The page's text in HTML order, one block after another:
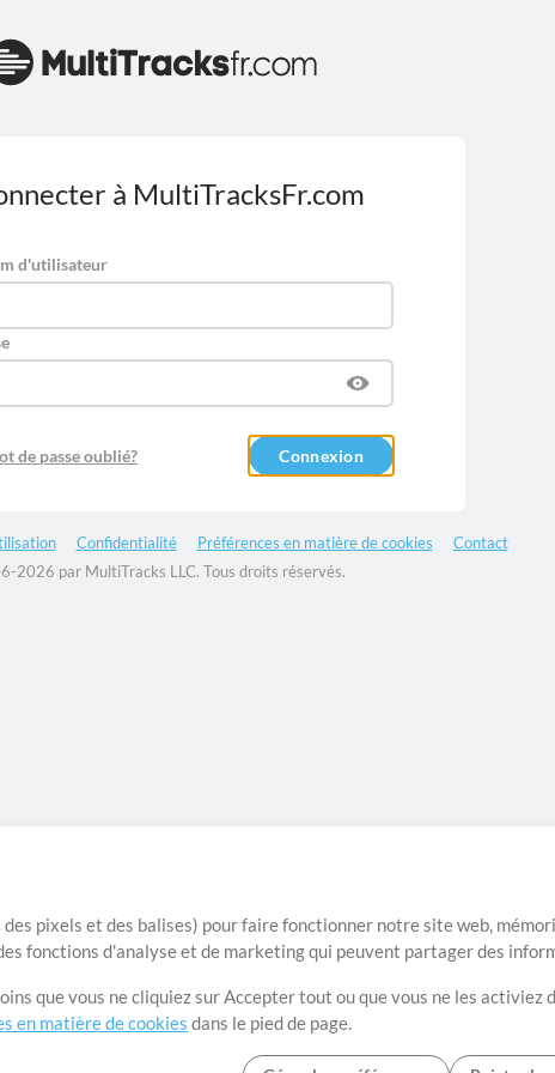
pixels et des balises) pour faire fonctionner notre site web,
fonctions d'analyse et de marketing qui peuvent partager des
que vous ne cliquiez sur Accepter tout ou que vous ne les activiez
en matière de cookies dans le pied de page.
à MultiTracksFr.com
d'utilisateur
de passe oublié? Connexion
Confidentialité Préférences en matière de cookies
Contact
2026 par MultiTracks LLC. Tous droits réservés.